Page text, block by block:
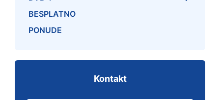
BESPLATNO
PONUDE
Kontakt